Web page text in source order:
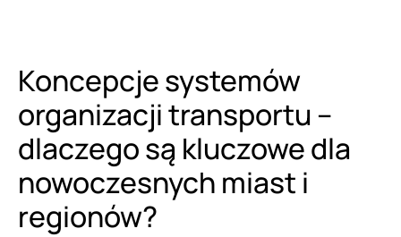
Koncepcje systemów
organizacji transportu –
dlaczego są kluczowe dla
nowoczesnych miast i
regionów?